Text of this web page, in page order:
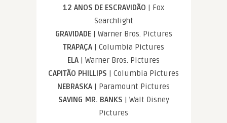
12 ANOS DE ESCRAVIDÃO | Fox
Searchlight
GRAVIDADE| Warner Bros. Pictures
TRAPAÇA | Columbia Pictures
ELA | Warner Bros. Pictures
CAPITÃO PHILLIPS | Columbia Pictures
NEBRASKA | Paramount Pictures
SAVING MR. BANKS | Walt Disney
Pictures